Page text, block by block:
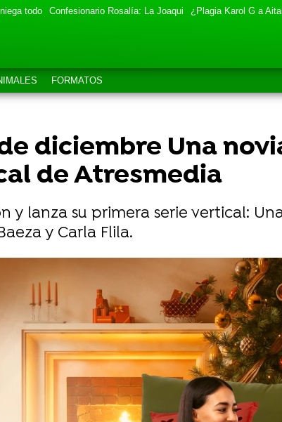
todo Confesionario Rosalía: La Joaqui ¿Plagia Karol G a
FORMATOS
diciembre Una
de Atresmedia
y lanza su primera serie vertical:
y Carla Flila.